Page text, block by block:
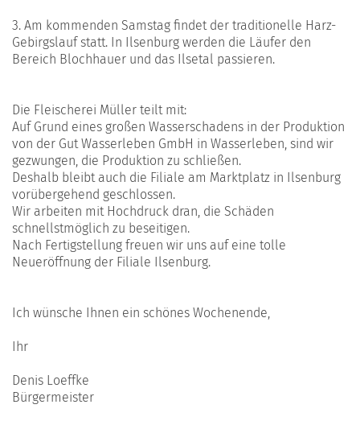
3. Am kommenden Samstag findet der traditionelle Harz-
Gebirgslauf statt. In Ilsenburg werden die Läufer den
Bereich Blochhauer und das Ilsetal passieren.
Die Fleischerei Müller teilt mit:
Auf Grund eines großen Wasserschadens in der Produktion
von der Gut Wasserleben GmbH in Wasserleben, sind wir
gezwungen, die Produktion zu schließen.
Deshalb bleibt auch die Filiale am Marktplatz in Ilsenburg
vorübergehend geschlossen.
Wir arbeiten mit Hochdruck dran, die Schäden
schnellstmöglich zu beseitigen.
Nach Fertigstellung freuen wir uns auf eine tolle
Neueröffnung der Filiale Ilsenburg.
Ich wünsche Ihnen ein schönes Wochenende,
Ihr
Denis Loeffke
Bürgermeister